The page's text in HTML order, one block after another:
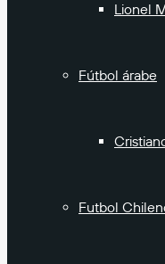
Lionel
Fútbol árabe
Futbol